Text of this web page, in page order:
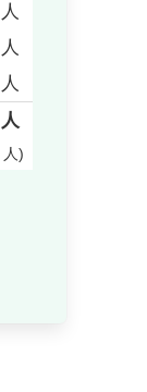
人
人
人
人
人)